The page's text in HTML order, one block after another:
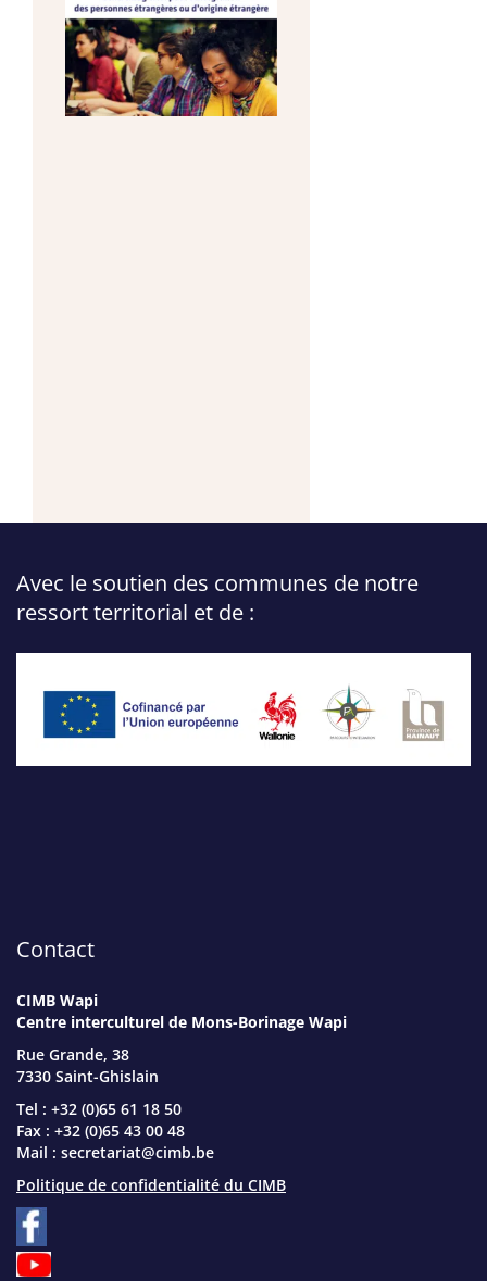
Avec le soutien des communes de notre
ressort territorial et de :
Contact
CIMB Wapi
Centre interculturel de Mons-Borinage Wapi
Rue Grande, 38
7330 Saint-Ghislain
Tel : +32 (0)65 61 18 50
Fax : +32 (0)65 43 00 48
Mail : secretariat@cimb.be
Politique de confidentialité du CIMB